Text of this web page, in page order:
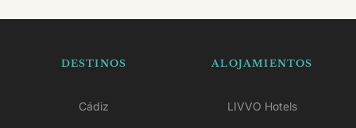
DESTINOS
Cádiz
ALOJAMIENTOS
LIVVO Hotels